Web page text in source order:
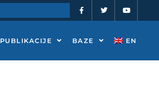
a
c
e
o
o
-
w
t
e
o
t
b
e
PUBLIKACIJE BAZE EN